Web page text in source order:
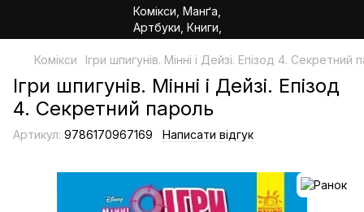
Комікси Ігри шпигунів. Мінні і Дейзі. Епізод 4. Секретний
Ігри шпигунів. Мінні і Дейзі. Епізод
4. Секретний пароль
Артикул: 9786170967169 Написати відгук